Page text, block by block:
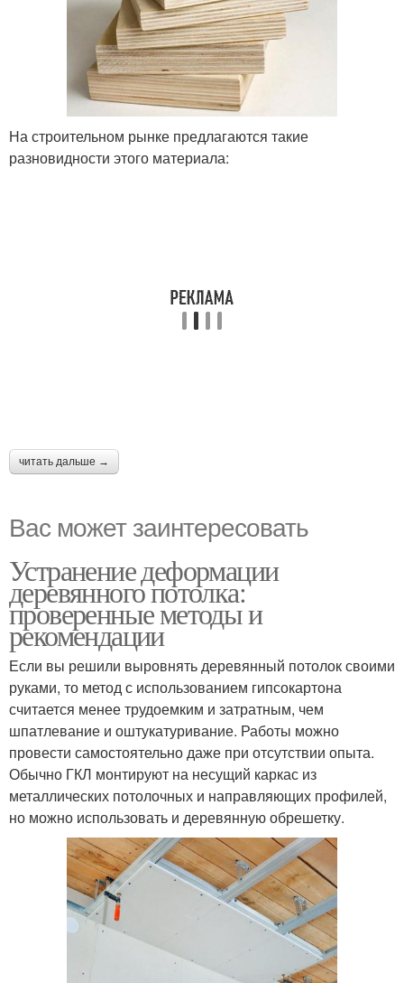
На строительном рынке предлагаются такие
разновидности этого материала:
читать дальше →
Вас может заинтересовать
Устранение деформации
деревянного потолка:
проверенные методы и
рекомендации
Если вы решили выровнять деревянный потолок своими
руками, то метод с использованием гипсокартона
считается менее трудоемким и затратным, чем
шпатлевание и оштукатуривание. Работы можно
провести самостоятельно даже при отсутствии опыта.
Обычно ГКЛ монтируют на несущий каркас из
металлических потолочных и направляющих профилей,
но можно использовать и деревянную обрешетку.